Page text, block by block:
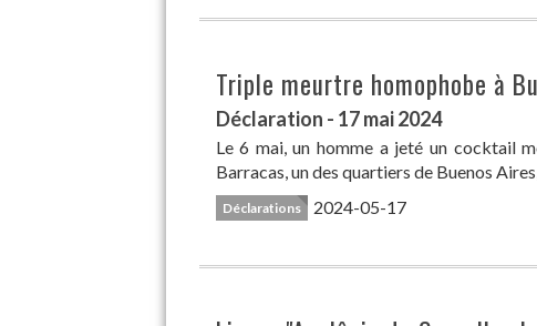
Triple meurtre homophobe à
Déclaration - 17 mai 2024
Le 6 mai, un homme a jeté un cocktail
Barracas, un des quartiers de Buenos
Déclarations 2024-05-17